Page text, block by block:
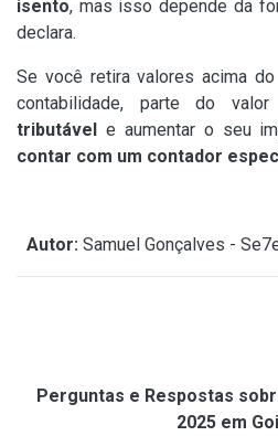
isento, mas isso depende da
declara.
Se você retira valores acima
contabilidade, parte do
tributável e aumentar o seu
contar com um contador
Autor: Samuel Gonçalves -
Perguntas e Respostas
2025 em